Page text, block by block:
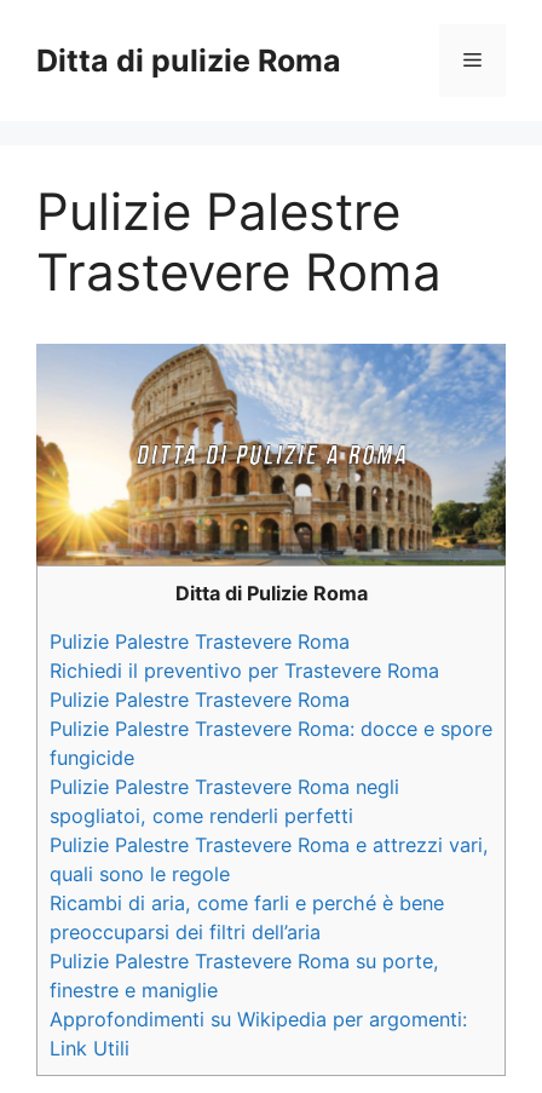
contenuto
Ditta di pulizie Roma Menu
Pulizie Palestre
Trastevere Roma
Ditta di Pulizie Roma
Pulizie Palestre Trastevere Roma
Richiedi il preventivo per Trastevere Roma
Pulizie Palestre Trastevere Roma
Pulizie Palestre Trastevere Roma: docce e spore
fungicide
Pulizie Palestre Trastevere Roma negli
spogliatoi, come renderli perfetti
Pulizie Palestre Trastevere Roma e attrezzi vari,
quali sono le regole
Ricambi di aria, come farli e perché è bene
preoccuparsi dei filtri dell’aria
Pulizie Palestre Trastevere Roma su porte,
finestre e maniglie
Approfondimenti su Wikipedia per argomenti:
Link Utili